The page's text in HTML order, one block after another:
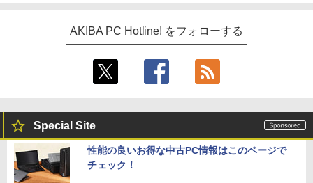
AKIBA PC Hotline! をフォローする
Special Site
性能の良いお得な中古PC情報はこのページで
チェック！